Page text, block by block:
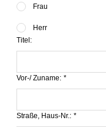
Frau
Herr
Titel:
Vor-/ Zuname: *
Straße, Haus-Nr.: *